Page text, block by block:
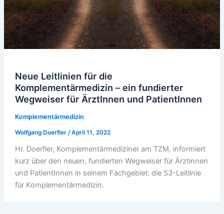
Neue Leitlinien für die
Komplementärmedizin – ein fundierter
Wegweiser für ÄrztInnen und PatientInnen
Komplementärmedizin
Wolfgang Doerfler /April 11, 2022
Hr. Doerfler, Komplementärmediziner am TZM, informiert
kurz über den neuen, fundierten Wegweiser für Ärztinnen
und PatientInnen in seinem Fachgebiet: die S3-Leitlinie
für Komplementärmedizin.